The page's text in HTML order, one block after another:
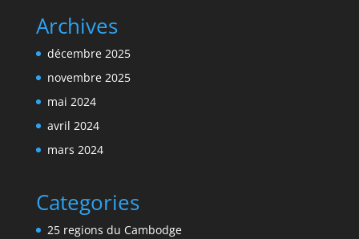
Archives
décembre 2025
novembre 2025
mai 2024
avril 2024
mars 2024
Categories
25 regions du Cambodge